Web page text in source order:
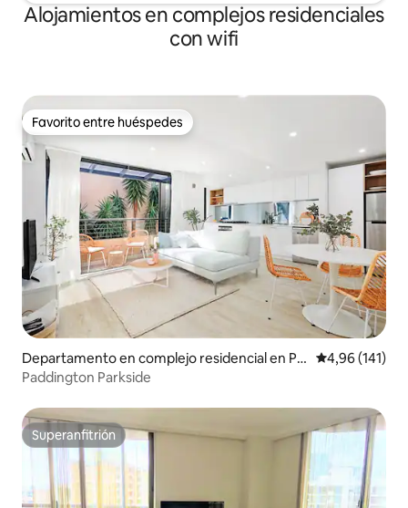
Alojamientos en complejos residenciales
con wifi
Favorito entre huéspedes
Favorito entre huéspedes
Departamento en complejo residencial en Pa
ddington
Calificación
4,96 (141)
Paddington Parkside
Superanfitrión
Superanfitrión